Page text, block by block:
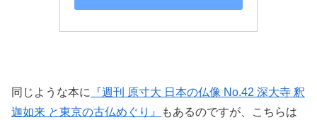
同じような本に 『週刊 原寸大 日本の仏像 No.42 深大寺 釈
迦如来 と東京の古仏めぐり』
もあるのですが、こちらは